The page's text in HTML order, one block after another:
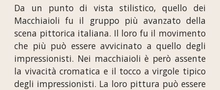
Da un punto di vista stilistico, quello dei
Macchiaioli fu il gruppo più avanzato della
scena pittorica italiana. Il loro fu il movimento
che più può essere avvicinato a quello degli
impressionisti. Nei macchiaioli è però assente
la vivacità cromatica e il tocco a virgole tipico
degli impressionisti. La loro pittura può essere